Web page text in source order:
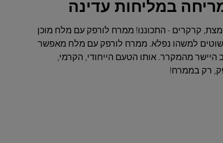
קרקרים - התכוננו! ממרח לורפק עם מלח מוכן
למשהו נפלא. ממרח לורפק עם מלח מאפשר
היישר מהמקרר. אותו הטעם הייחודי, הקרמי,
רק בממרח!